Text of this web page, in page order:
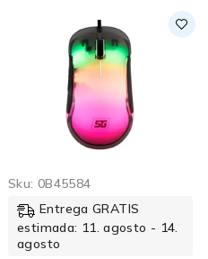
Sku: 0B45584
Entrega GRATIS
estimada: 11. agosto - 14.
agosto